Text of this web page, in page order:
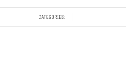
CATEGORIES: